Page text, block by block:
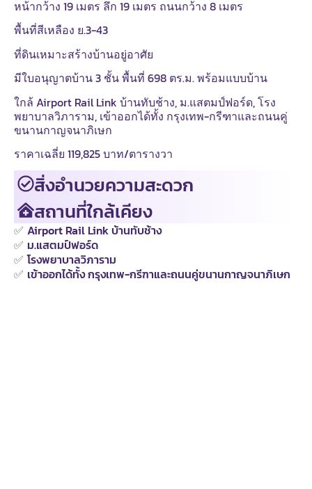
หน้ากว้าง 19 เมตร ลึก 19 เมตร ถนนกว้าง 8 เมตร
พื้นที่สีเหลือง ย.3-43
ที่ดินเหมาะสร้างบ้านอยู่อาศัย
มีใบอนุญาตบ้าน 3 ชั้น พื้นที่ 698 ตร.ม. พร้อมแบบบ้าน
ใกล้ Airport Rail Link บ้านทับช้าง, ม.แสตมป์ฟอร์ด, โรง
พยาบาลวิภาราม, เข้าออกได้ทั้ง กรุงเทพ-กรีฑาและถนนคู่
ขนานกาญจนาภิเษก
ราคาเฉลี่ย 119,825 บาท/ตารางวา
สิ่งอำนวยความสะดวก
สถานที่ใกล้เคียง
✅ Airport Rail Link บ้านทับช้าง
✅ ม.แสตมป์ฟอร์ด
✅ โรงพยาบาลวิภาราม
✅ เข้าออกได้ทั้ง กรุงเทพ-กรีฑาและถนนคู่ขนานกาญจนาภิเษก